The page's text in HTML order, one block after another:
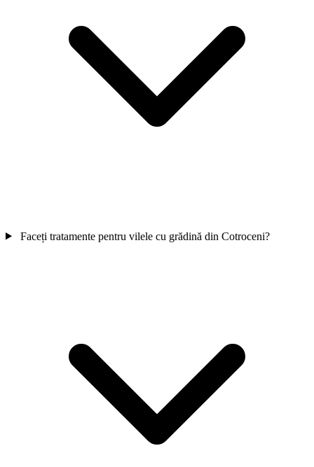
Faceți tratamente pentru vilele cu grădină din Cotroceni?